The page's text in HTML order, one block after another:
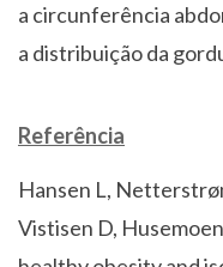
a circunferência
a distribuição da
Referência
Hansen L,
Vistisen D,